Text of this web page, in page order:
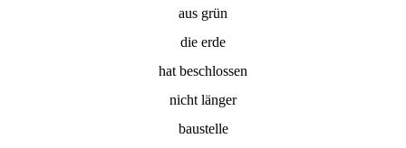
aus grün
die erde
hat beschlossen
nicht länger
baustelle